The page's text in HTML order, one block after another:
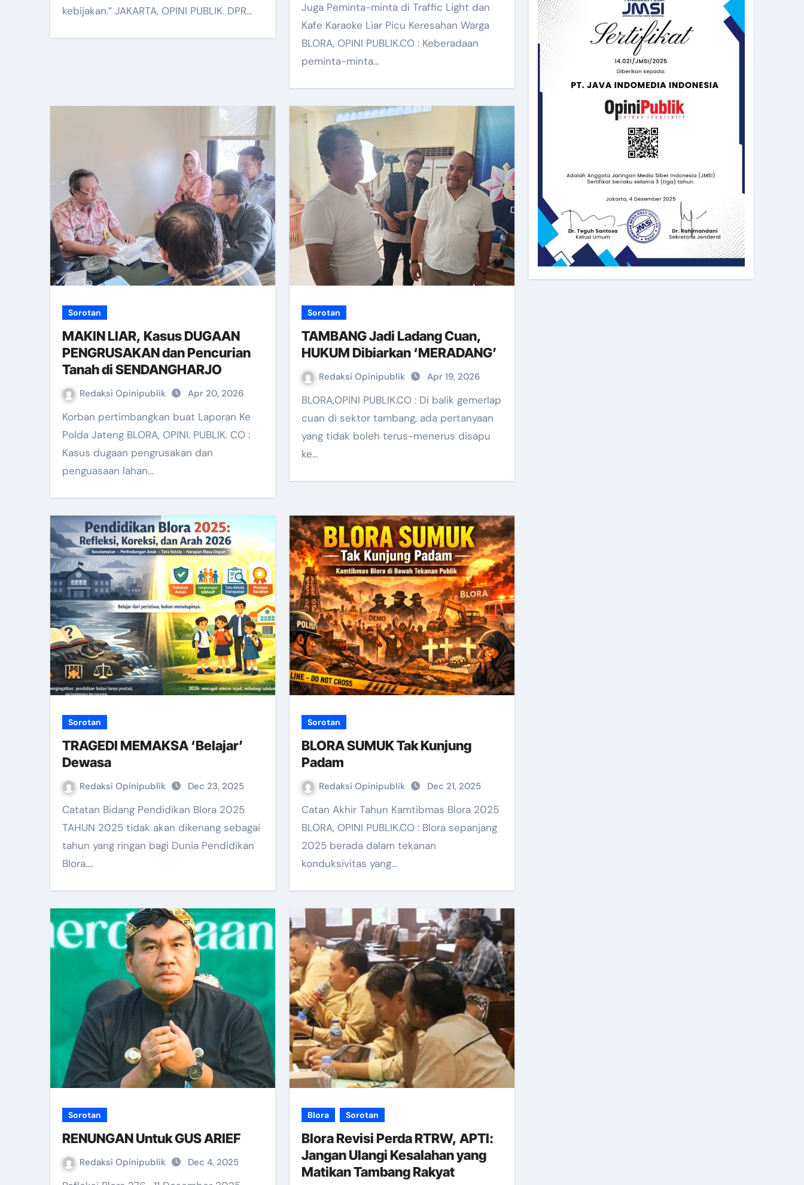
kebijakan.” JAKARTA, OPINI PUBLIK. DPR…
Juga Peminta-minta di Traffic Light dan
Kafe Karaoke Liar Picu Keresahan Warga
BLORA, OPINI PUBLIK.CO : Keberadaan
peminta-minta…
Sorotan
MAKIN LIAR, Kasus DUGAAN
PENGRUSAKAN dan Pencurian
Tanah di SENDANGHARJO
Redaksi Opinipublik Apr 20, 2026
Korban pertimbangkan buat Laporan Ke
Polda Jateng BLORA, OPINI. PUBLIK. CO :
Kasus dugaan pengrusakan dan
penguasaan lahan…
Sorotan
TAMBANG Jadi Ladang Cuan,
HUKUM Dibiarkan ‘MERADANG’
Redaksi Opinipublik Apr 19, 2026
BLORA,OPINI PUBLIK.CO : Di balik gemerlap
cuan di sektor tambang, ada pertanyaan
yang tidak boleh terus-menerus disapu
ke…
Sorotan
TRAGEDI MEMAKSA ‘Belajar’
Dewasa
Redaksi Opinipublik Dec 23, 2025
Catatan Bidang Pendidikan Blora 2025
TAHUN 2025 tidak akan dikenang sebagai
tahun yang ringan bagi Dunia Pendidikan
Blora.…
Sorotan
BLORA SUMUK Tak Kunjung
Padam
Redaksi Opinipublik Dec 21, 2025
Catan Akhir Tahun Kamtibmas Blora 2025
BLORA, OPINI PUBLIK.CO : Blora sepanjang
2025 berada dalam tekanan
konduksivitas yang…
Sorotan
RENUNGAN Untuk GUS ARIEF
Redaksi Opinipublik Dec 4, 2025
Blora Sorotan
Blora Revisi Perda RTRW, APTI:
Jangan Ulangi Kesalahan yang
Matikan Tambang Rakyat